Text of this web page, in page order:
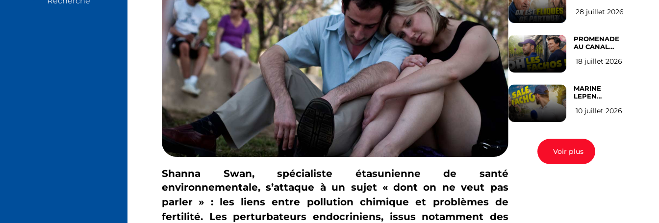
Shanna Swan, spécialiste étasunienne de santé
environnementale, s’attaque à un sujet « dont on ne veut pas
parler » : les liens entre pollution chimique et problèmes de
fertilité. Les perturbateurs endocriniens, issus notamment des
SUR LES
l’avis des
Français
28 juillet 2026
PROMENADE
AU CANAL
(les gauchistes
18 juillet 2026
MARINE
LEPEN
EN 2027 : l’avis
10 juillet 2026
Voir plus